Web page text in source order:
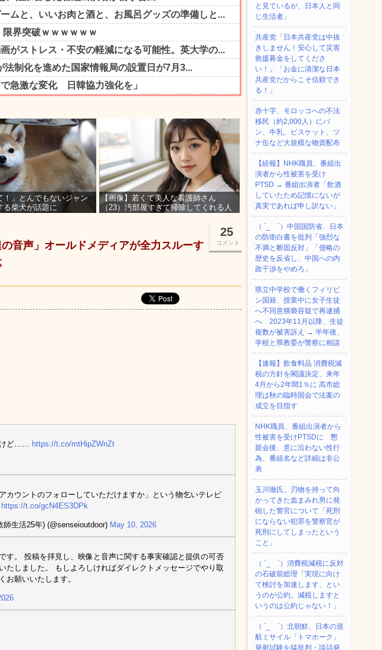
！」とんでもないジャン
る柴犬が話題に
【画像】若くて美人な看護師さん
（23）汚部屋すぎて掃除してくれる人
25
コメント
音声」オールドメディアが全力スルーす
けど…… https://t.co/mtHipZWnZt
カウントのフォローしていただけますか」という物乞いテレビ
https://t.co/gcN4ES3DPk
生活25年) (@senseioutdoor) May 10, 2026
す。 投稿を拝見し、映像と音声に関する事実確認と提供の可否
たしました。 もしよろしければダイレクトメッセージでやり取
お願いいたします。
と見ているが、日本人と同
じ生活者」
共産党「日本共産党は中抜
きしません！安心して災害
救援募金をしてくださ
い！」「お金に清潔な日本
共産党だからこそ信頼でき
る！」
赤十字、モロッコへの不法
移民（約2,000人）にパ
ン、牛乳、ビスケット、ツ
ナ缶など大規模な物資配布
【続報】NHK職員、番組出
演者から性被害を受け
PTSD → 番組出演者「飲酒
していたため記憶にないが
真実であれば申し訳ない」
（ ´_ゝ`）中国国防省、日本
の防衛白書を批判「強烈な
不満と断固反対」「侵略の
歴史を反省し、中国への内
政干渉をやめろ」
県立中学校で働くフィリピ
ン国籍、授業中に女子生徒
へ不同意猥褻容疑で再逮捕
へ 2023年11月以降、生徒
複数が被害訴え → 半年後、
学校と県教委が警察に相談
【速報】飲食料品 消費税減
税の方針を閣議決定、来年
4月から2年間1％に 高市総
理は秋の臨時国会で法案の
成立を目指す
NHK職員、番組出演者から
性被害を受けPTSDに 懇
親会後、意に沿わない性行
為、番組名など詳細は非公
表
玉川徹氏、刃物を持って向
かってきた血まみれ男に発
砲した警官について「死刑
にならない犯罪を警察官が
死刑にしてしまったという
こと」
（ ´_ゝ`）消費税減税に反対
の石破前総理「実現に向け
て検討を加速します、とい
うのが公約。減税しますと
いうのは公約じゃない！」
（ ´_ゝ`）北朝鮮、日本の巡
航ミサイル「‌トマホーク」
発射試験を猛批判・談話発